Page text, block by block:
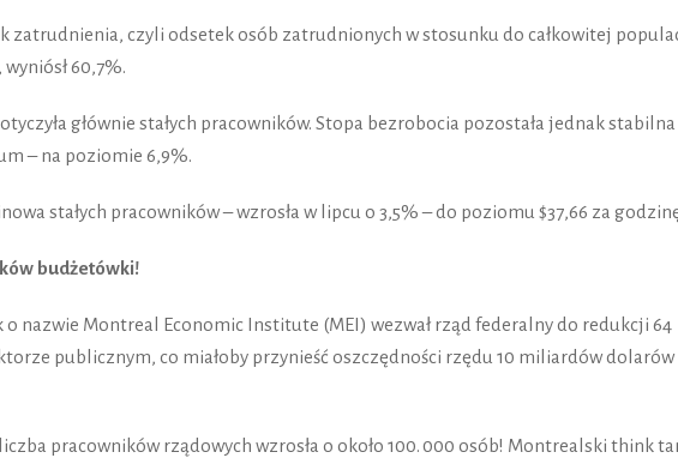
zatrudnienia, czyli odsetek osób zatrudnionych w stosunku do całkowitej
60,7%.
głównie stałych pracowników. Stopa bezrobocia pozostała jednak
– na poziomie 6,9%.
stałych pracowników – wzrosła w lipcu o 3,5% – do poziomu $37,66 za
budżetówki!
nazwie Montreal Economic Institute (MEI) wezwał rząd federalny do redukcji 64
publicznym, co miałoby przynieść oszczędności rzędu 10 miliardów dolarów
pracowników rządowych wzrosła o około 100. 000 osób! Montrealski think